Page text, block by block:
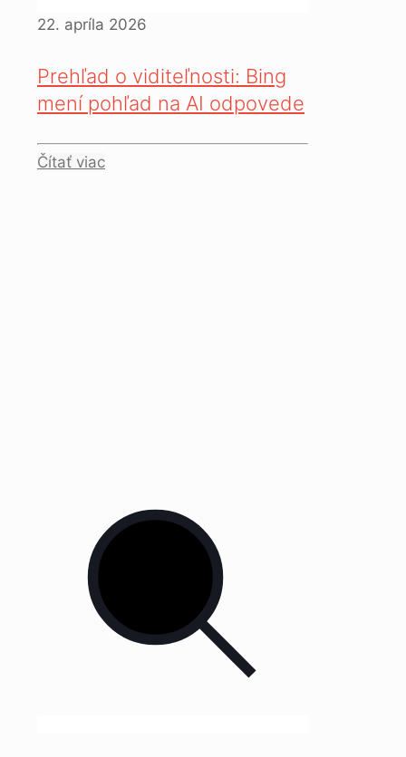
22. apríla 2026
Prehľad o viditeľnosti: Bing
mení pohľad na AI odpovede
Čítať viac